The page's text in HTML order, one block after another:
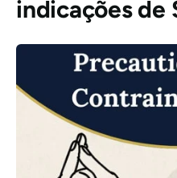
indicações de